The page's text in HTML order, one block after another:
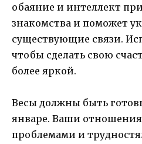
обаяние и интеллект
знакомства и поможет
существующие связи.
чтобы сделать свою
более яркой.
Весы должны быть
январе. Ваши отношения
проблемами и